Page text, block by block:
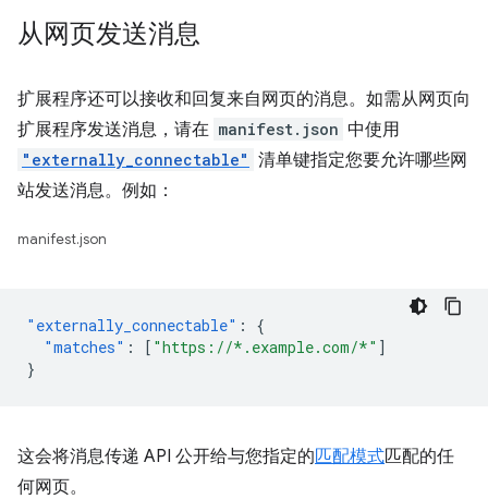
从网页发送消息
扩展程序还可以接收和回复来自网页的消息。如需从网页向
扩展程序发送消息，请在 manifest.json 中使用
"externally_connectable" 清单键指定您要允许哪些网
站发送消息。例如：
manifest.json
"externally_connectable" :
{
"matches" : [ "https://*.example.com/*" ]
}
这会将消息传递 API 公开给与您指定的匹配模式匹配的任
何网页。